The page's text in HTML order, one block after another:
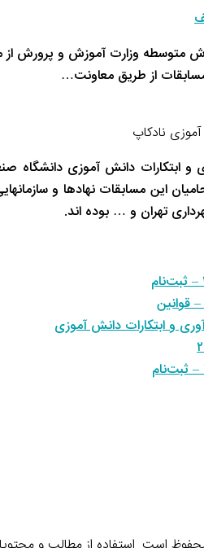
متوسطه وزارت آموزش و پرورش از
از طریق معاونت…
نادکاپ
ابتکارات دانش آموزی دانشگاه
این مسابقات نهادها و
تهران و … بوده اند.
و ابتکارات دانش آموزی